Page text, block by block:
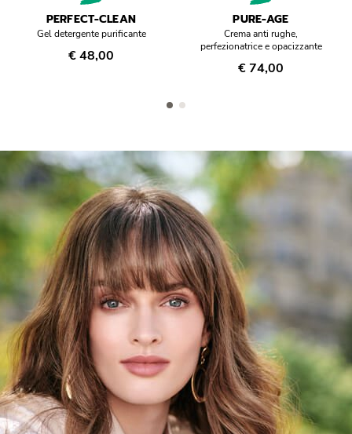
PERFECT-CLEAN
Gel detergente purificante
€ 48,00
PURE-AGE
Crema anti rughe,
perfezionatrice e opacizzante
€ 74,00